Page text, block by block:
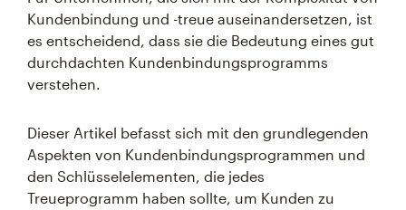
Kundenbindung und -treue auseinandersetzen, ist
es entscheidend, dass sie die Bedeutung eines gut
durchdachten Kundenbindungsprogramms
verstehen.
Dieser Artikel befasst sich mit den grundlegenden
Aspekten von Kundenbindungsprogrammen und
den Schlüsselelementen, die jedes
Treueprogramm haben sollte, um Kunden zu